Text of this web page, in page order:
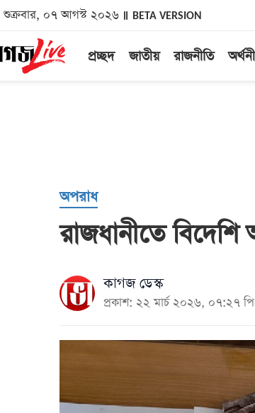
শুক্রবার, ০৭ আগস্ট ২০২৬ BETA VERSION
প্রচ্ছদ জাতীয় রাজনীতি
অপরাধ
রাজধানীতে বিদেশি
কাগজ ডেস্ক
প্রকাশ: ২২ মার্চ ২০২৬, ০৭:২৭